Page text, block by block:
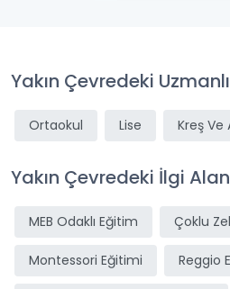
Yakın Çevredeki
Ortaokul Lise Kreş Ve
Yakın Çevredeki İlgi
MEB Odaklı Eğitim Çoklu
Montessori Eğitimi Reggio